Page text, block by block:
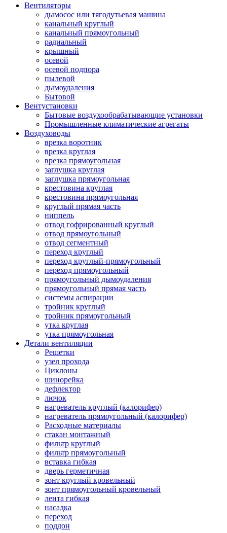
Вентиляторы
дымосос или тягодутьевая машина
канальный круглый
канальный прямоугольный
радиальный
крышный
осевой
осевой подпора
пылевой
дымоудаления
Бытовой
Вентустановки
Бытовые воздухообрабатывающие установки
Промышленные климатические агрегаты
Воздуховоды
врезка воротник
врезка круглая
врезка прямоугольная
заглушка круглая
заглушка прямоугольная
крестовина круглая
крестовина прямоугольная
круглый прямая часть
ниппель
отвод гофрированный круглый
отвод прямоугольный
отвод сегментный
переход круглый
переход круглый-прямоугольный
переход прямоугольный
прямоугольный дымоудаления
прямоугольный прямая часть
системы аспирации
тройник круглый
тройник прямоугольный
утка круглая
утка прямоугольная
Детали вентиляции
Решетки
узел прохода
Циклоны
шинорейка
дефлектор
лючок
нагреватель круглый (калорифер)
нагреватель прямоугольный (калорифер)
Расходные материалы
стакан монтажный
фильтр круглый
фильтр прямоугольный
вставка гибкая
дверь герметичная
зонт круглый кровельный
зонт прямоугольный кровельный
лента гибкая
насадка
переход
поддон